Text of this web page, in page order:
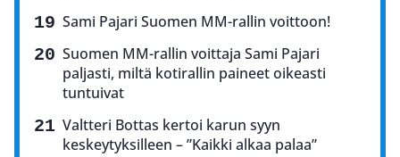
Sami Pajari Suomen MM-rallin voittoon!
Suomen MM-rallin voittaja Sami Pajari
paljasti, miltä kotirallin paineet oikeasti
tuntuivat
Valtteri Bottas kertoi karun syyn
keskeytyksilleen – ”Kaikki alkaa palaa”